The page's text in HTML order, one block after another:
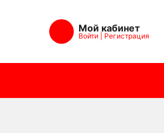
Мой кабинет
Войти Регистрация